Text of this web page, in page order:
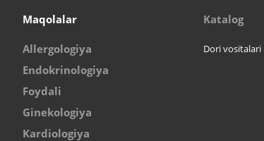
Maqolalar
Allergologiya
Endokrinologiya
Foydali
Ginekologiya
Kardiologiya
Katalog
Dori vositalari